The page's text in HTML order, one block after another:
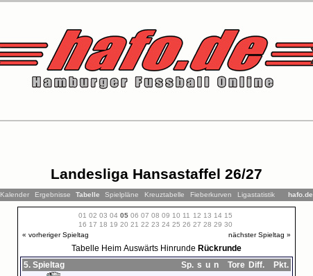
Landesliga Hansastaffel 26/27
Kalender Ergebnisse Tabelle Spielpläne Kreuztabelle Fieberkurven Ligastatistik hafo.de
01 02 03 04 05 06 07 08 09 10 11 12 13 14 15
16 17 18 19 20 21 22 23 24 25 26 27 28 29 30
« vorheriger Spieltag
nächster Spieltag »
Tabelle Heim Auswärts Hinrunde Rückrunde
5. Spieltag
Sp. s u n Tore Diff. Pkt.